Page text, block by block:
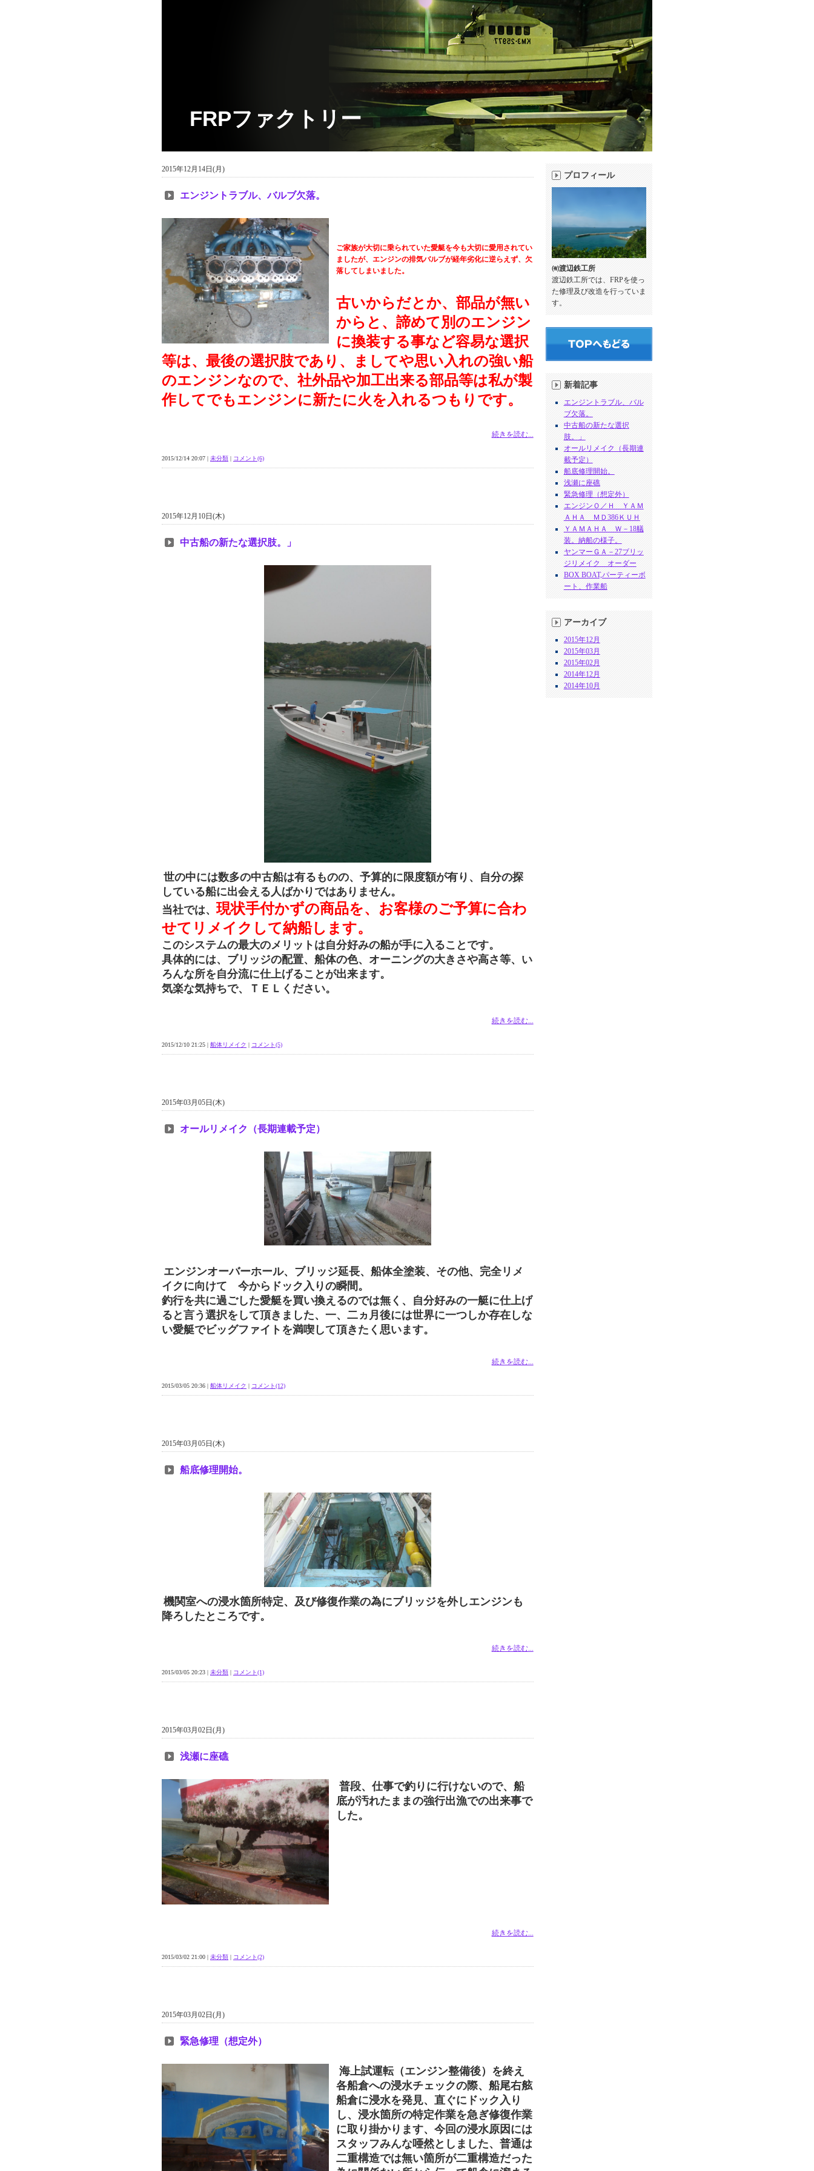
FRPファクトリー
2015年12月14日(月)
エンジントラブル、バルブ欠落。
ご家族が大切に乗られていた愛艇を今も大切に愛用されてい
ましたが、エンジンの排気バルブが経年劣化に逆らえず、欠
落してしまいました。
古いからだとか、部品が無い
からと、諦めて別のエンジン
に換装する事など容易な選択
等は、最後の選択肢であり、ましてや思い入れの強い船
のエンジンなので、社外品や加工出来る部品等は私が製
作してでもエンジンに新たに火を入れるつもりです。
続きを読む...
2015/12/14 20:07 | 未分類 | コメント(6)
2015年12月10日(木)
中古船の新たな選択肢。」
世の中には数多の中古船は有るものの、予算的に限度額が有り、自分の探
している船に出会える人ばかりではありません。
当社では、現状手付かずの商品を、お客様のご予算に合わ
せてリメイクして納船します。
このシステムの最大のメリットは自分好みの船が手に入ることです。
具体的には、ブリッジの配置、船体の色、オーニングの大きさや高さ等、い
ろんな所を自分流に仕上げることが出来ます。
気楽な気持ちで、ＴＥＬください。
続きを読む...
2015/12/10 21:25 | 船体リメイク | コメント(5)
2015年03月05日(木)
オールリメイク（長期連載予定）
エンジンオーバーホール、ブリッジ延長、船体全塗装、その他、完全リメ
イクに向けて 今からドック入りの瞬間。
釣行を共に過ごした愛艇を買い換えるのでは無く、自分好みの一艇に仕上げ
ると言う選択をして頂きました、一、二ヵ月後には世界に一つしか存在しな
い愛艇でビッグファイトを満喫して頂きたく思います。
続きを読む...
2015/03/05 20:36 | 船体リメイク | コメント(12)
2015年03月05日(木)
船底修理開始。
機関室への浸水箇所特定、及び修復作業の為にブリッジを外しエンジンも
降ろしたところです。
続きを読む...
2015/03/05 20:23 | 未分類 | コメント(1)
2015年03月02日(月)
浅瀬に座礁
普段、仕事で釣りに行けないので、船
底が汚れたままの強行出漁での出来事で
した。
続きを読む...
2015/03/02 21:00 | 未分類 | コメント(2)
2015年03月02日(月)
緊急修理（想定外）
海上試運転（エンジン整備後）を終え
各船倉への浸水チェックの際、船尾右舷
船倉に浸水を発見、直ぐにドック入り
し、浸水箇所の特定作業を急ぎ修復作業
に取り掛かります、今回の浸水原因には
スタッフみんな唖然としました、普通は
二重構造では無い箇所が二重構造だった
プロフィール
㈲渡辺鉄工所
渡辺鉄工所では、FRPを使っ
た修理及び改造を行っていま
す。
新着記事
エンジントラブル、バル
ブ欠落。
中古船の新たな選択
肢。」
オールリメイク（長期連
載予定）
船底修理開始。
浅瀬に座礁
緊急修理（想定外）
エンジンＯ／Ｈ ＹＡＭ
ＡＨＡ ＭＤ386ＫＵＨ
ＹＡＭＡＨＡ Ｗ－18艤
装。納船の様子。
ヤンマーＧＡ－27ブリッ
ジリメイク オーダー
BOX BOAT,パーティーボ
ート、作業船
アーカイブ
2015年12月
2015年03月
2015年02月
2014年12月
2014年10月